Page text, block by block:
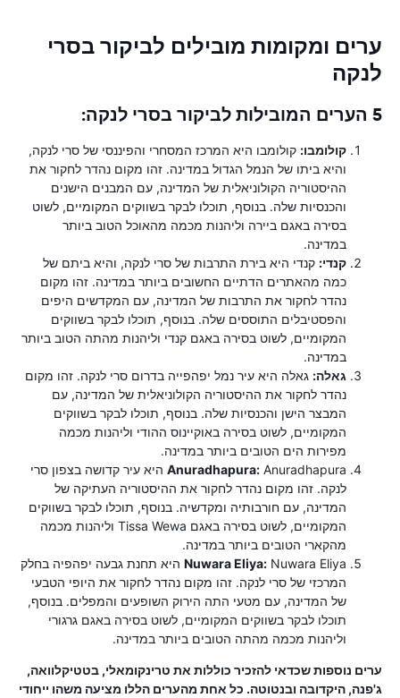
ערים ומקומות מובילים לביקור בסרי
לנקה
5 הערים המובילות לביקור בסרי לנקה:
קולומבו: קולומבו היא המרכז המסחרי והפיננסי של סרי לנקה,
והיא ביתו של הנמל הגדול במדינה. זהו מקום נהדר לחקור את
ההיסטוריה הקולוניאלית של המדינה, עם המבנים הישנים
והכנסיות שלה. בנוסף, תוכלו לבקר בשווקים המקומיים, לשוט
בסירה באגם ביירה וליהנות מכמה מהאוכל הטוב ביותר
במדינה.
קנדי: קנדי ​​היא בירת התרבות של סרי לנקה, והיא ביתם של
כמה מהאתרים הדתיים החשובים ביותר במדינה. זהו מקום
נהדר לחקור את התרבות של המדינה, עם המקדשים היפים
והפסטיבלים התוססים שלה. בנוסף, תוכלו לבקר בשווקים
המקומיים, לשוט בסירה באגם קנדי ​​וליהנות מהתה הטוב ביותר
במדינה.
גאלה: גאלה היא עיר נמל יפהפייה בדרום סרי לנקה. זהו מקום
נהדר לחקור את ההיסטוריה הקולוניאלית של המדינה, עם
המבצר הישן והכנסיות שלה. בנוסף, תוכלו לבקר בשווקים
המקומיים, לשוט בסירה באוקיינוס ​​ההודי וליהנות מכמה
מפירות הים הטובים ביותר במדינה.
Anuradhapura: Anuradhapura היא עיר קדושה בצפון סרי
לנקה. זהו מקום נהדר לחקור את ההיסטוריה העתיקה של
המדינה, עם חורבותיה ומקדשיה. בנוסף, תוכלו לבקר בשווקים
המקומיים, לשוט בסירה באגם Tissa Wewa וליהנות מכמה
מהקארי הטובים ביותר במדינה.
Nuwara Eliya: Nuwara Eliya היא תחנת גבעה יפהפיה בחלק
המרכזי של סרי לנקה. זהו מקום נהדר לחקור את היופי הטבעי
של המדינה, עם מטעי התה הירוק השופעים והמפלים. בנוסף,
תוכלו לבקר בשווקים המקומיים, לשוט בסירה באגם גרגורי
וליהנות מכמה מהתה הטובים ביותר במדינה.
ערים נוספות שכדאי להזכיר כוללות את טרינקומאלי, בטטיקלוואה,
ג'פנה, היקדובה ובנטוטה. כל אחת מהערים הללו מציעה משהו ייחודי